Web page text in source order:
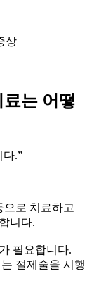
상
는 어떻
다.”
으로 치료하고
니다.
필요합니다.
절제술을 시행